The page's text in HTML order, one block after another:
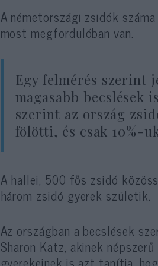
A németországi zsidók
most megfordulóban van.
Egy felmérés szerint
magasabb becslések
szerint az ország
fölötti, és csak 10%-
A hallei, 500 fős zsidó
három zsidó gyerek születik.
Az országban a becslések
Sharon Katz, akinek